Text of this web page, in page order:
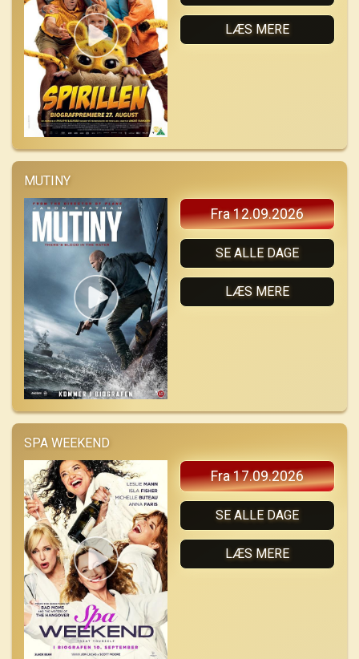
LÆS MERE
MUTINY
Fra 12.09.2026
SE ALLE DAGE
LÆS MERE
SPA WEEKEND
Fra 17.09.2026
SE ALLE DAGE
LÆS MERE